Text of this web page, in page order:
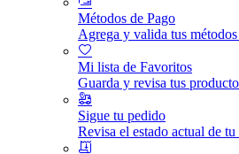
Métodos de Pago
Agrega y valida tus
Mi lista de Favoritos
Guarda y revisa tus
Sigue tu pedido
Revisa el estado actual de